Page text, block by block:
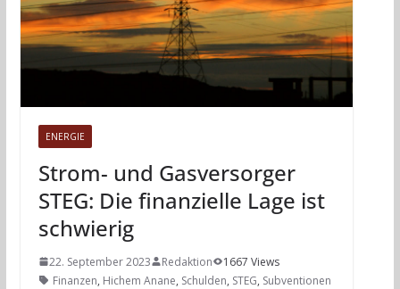
ENERGIE
Strom- und Gasversorger
STEG: Die finanzielle Lage ist
schwierig
22. September 2023 Redaktion
1667 Views
Finanzen, Hichem Anane, Schulden, STEG, Subventionen